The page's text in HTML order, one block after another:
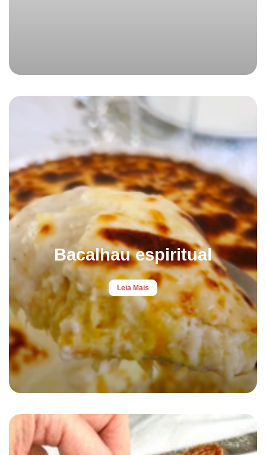
Bacalhau espiritual
Leia Mais